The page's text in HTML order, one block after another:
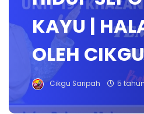
KAYU |
OLEH
Cikgu Saripah 5